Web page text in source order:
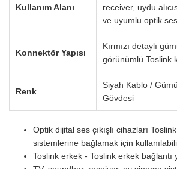
Kullanım Alanı
receiver, uydu
ve uyumlu optik
Konnektör Yapısı
Kırmızı detaylı
görünümlü Toslink
Renk
Siyah Kablo /
Gövdesi
Optik dijital ses çıkışlı cihazları
sistemlerine bağlamak için
Toslink erkek - Toslink erkek bağlantı